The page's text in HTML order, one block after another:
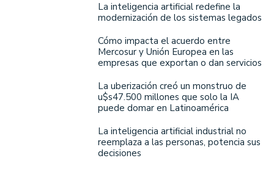
La inteligencia artificial redefine la
modernización de los sistemas legados
Cómo impacta el acuerdo entre
Mercosur y Unión Europea en las
empresas que exportan o dan servicios
La uberización creó un monstruo de
u$s47.500 millones que solo la IA
puede domar en Latinoamérica
La inteligencia artificial industrial no
reemplaza a las personas, potencia sus
decisiones